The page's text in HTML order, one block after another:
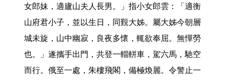
女郎妹，適廬山夫人長男。」指小女郎雲：「適衡
山府君小子，並以生日，同覲大姊。屬大姊今朝層
城未旋，山中幽寂，良夜多懷，輒欲奉屈。無憚勞
也。」遂攜手出門，共登一輜軿車，駕六馬，馳空
而行。俄至一處，朱樓飛閣，備極煥麗。令警止一